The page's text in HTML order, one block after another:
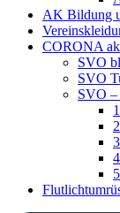
AK Bildung
CORONA
SVO
SVO
SVO